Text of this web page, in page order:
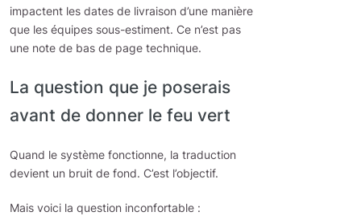
impactent les dates de livraison d’une manière
que les équipes sous-estiment. Ce n’est pas
une note de bas de page technique.
La question que je poserais
avant de donner le feu vert
Quand le système fonctionne, la traduction
devient un bruit de fond. C’est l’objectif.
Mais voici la question inconfortable :